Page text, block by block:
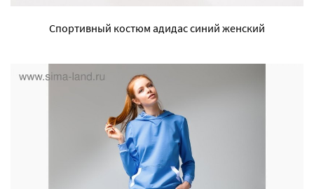
Спортивный костюм адидас синий женский